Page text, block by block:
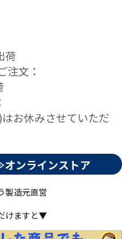
荷
注文：
お休みさせていただ
ンラインストア
製造元直営
けますと▼